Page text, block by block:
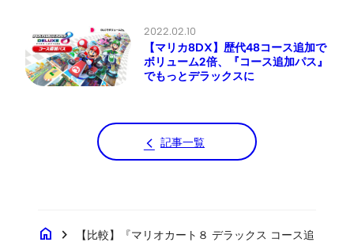
2022.02.10
【マリカ8DX】歴代48コース追加で
ボリューム2倍、『コース追加パス』
でもっとデラックスに
記事一覧
home chevron_right
【比較】『マリオカート８ デラックス コース追